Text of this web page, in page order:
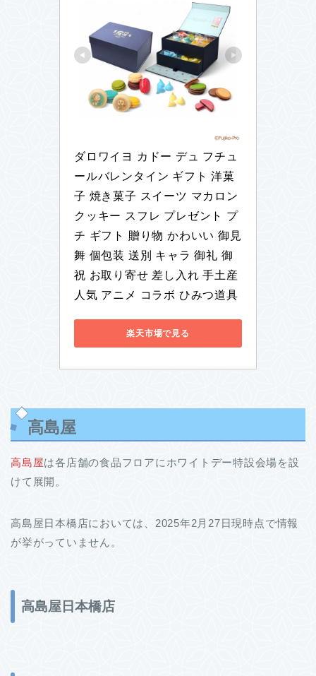
ダロワイヨ カドー デュ フチュ
ールバレンタイン ギフト 洋菓
子 焼き菓子 スイーツ マカロン
クッキー スフレ プレゼント プ
チ ギフト 贈り物 かわいい 御見
舞 個包装 送別 キャラ 御礼 御
祝 お取り寄せ 差し入れ 手土産
人気 アニメ コラボ ひみつ道具
楽天市場で見る
高島屋
高島屋は各店舗の食品フロアにホワイトデー特設会場を設
けて展開。
高島屋日本橋店においては、2025年2月27日現時点で情報
が挙がっていません。
高島屋日本橋店